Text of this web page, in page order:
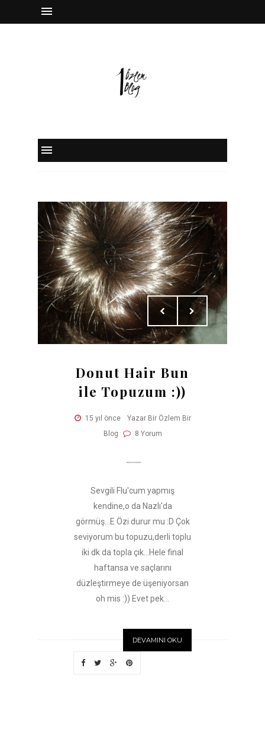
instagram
Donut Hair Bun
ile Topuzum :))
15 yıl önce
Yazar Bir Özlem Bir
Blog
8 Yorum
Sevgili Flu'cum yapmış
kendine,o da Nazlı'da
görmüş...E Özi durur mu :D Çok
seviyorum bu topuzu,derli toplu
iki dk da topla çık...Hele final
haftansa ve saçlarını
düzleştirmeye de üşeniyorsan
oh mis :)) Evet pek...
DEVAMINI OKU
DAHA